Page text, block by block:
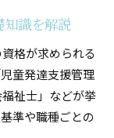
を確認
ポイント
も働ける実情
や知識とは
知識を解説
格が求められる
童発達支援管理
祉士」などが挙
準や職種ごとの